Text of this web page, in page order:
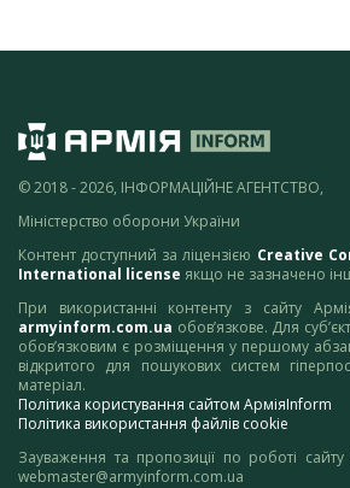
© 2018 - 2026, ІНФОРМАЦІЙНЕ АГЕНТСТВО,
Міністерство оборони України
Контент доступний за ліцензією Creative
International license якщо не зазначено
При використанні контенту з сайту
armyinform.com.ua обов’язкове. Для
обов’язковим є розміщення у першому
відкритого для пошукових систем
матеріал.
Політика користування сайтом АрміяInform
Політика використання файлів cookie
Зауваження та пропозиції по роботі
webmaster@armyinform.com.ua